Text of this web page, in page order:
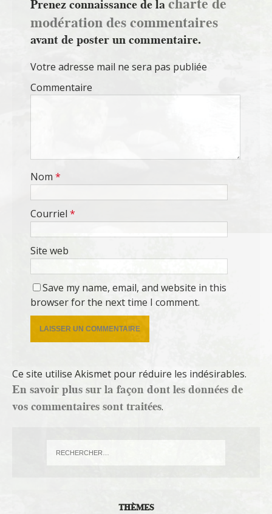
Prenez connaissance de la
modération des commentaires
avant de poster un commentaire.
Votre adresse mail ne sera pas publiée
Commentaire
Nom *
Courriel *
Site web
Save my name, email, and website in this
browser for the next time I comment.
Ce site utilise Akismet pour réduire les indésirables.
En savoir plus sur la façon dont les données de
vos commentaires sont traitées.
THÈMES